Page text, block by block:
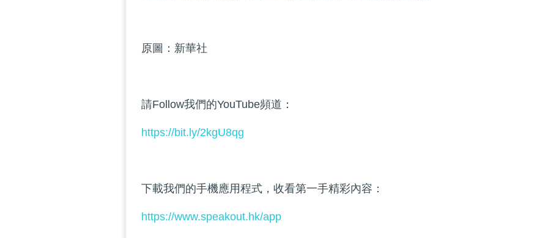
原圖：新華社
請Follow我們的YouTube頻道：
https://bit.ly/2kgU8qg
下載我們的手機應用程式，收看第一手精彩內容：
https://www.speakout.hk/app